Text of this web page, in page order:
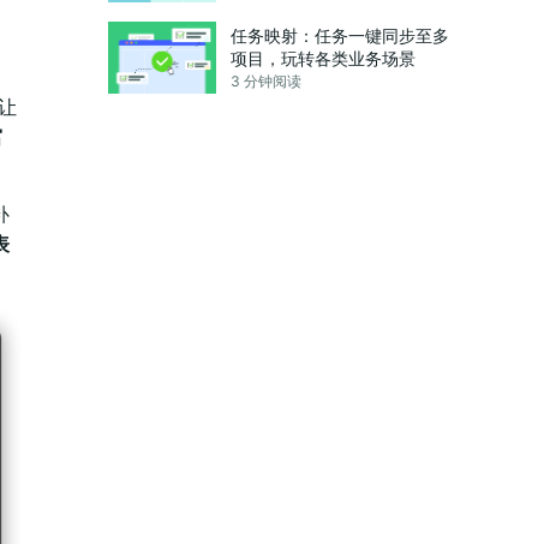
任务映射：任务一键同步至多
项目，玩转各类业务场景
3 分钟阅读